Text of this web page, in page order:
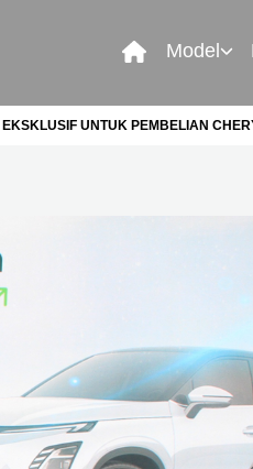
Model
UNTUK PEMBELIAN